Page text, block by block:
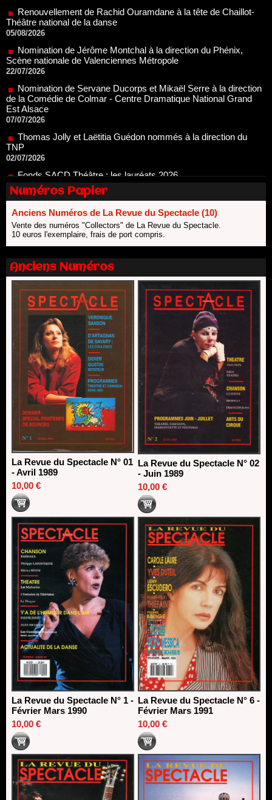
05/08/2026
Nomination de Jérôme Montchal à la direction du Phénix,
22/07/2026
Nomination de Servane Ducorps et Mikaël Serre à la direction
Est Alsace
07/07/2026
Thomas Jolly et Laëtitia Guédon nommés à la direction du
02/07/2026
Fonds SACD Théâtre : les lauréats 2026
Dispositif ARTCENA Écrire pour le cirque, les lauréats 2026 !
20/06/2026
Le palmarès des prix SACD 2026
18/06/2026
Les 10 lauréats du Fonds Grandes Formes Théâtre 2026
SACD
13/06/2026
Nomination de Nathalie Garraud et Olivier Saccomano à la
direction du Théâtre de Gennevilliers - CDN
13/06/2026
Dispositif SACD Auteurs d'espaces : les lauréats 2026
18/03/2026
Numéros Papier
Anciens Numéros de La Revue du Spectacle (10)
Vente des numéros "Collectors" de La Revue du Spectacle.
10 euros l'exemplaire, frais de port compris.
Anciens Numéros
La Revue du Spectacle N° 01
- Avril 1989
10,00 €
La Revue du Spectacle N° 02
- Juin 1989
10,00 €
La Revue du Spectacle N° 1 -
Février Mars 1990
10,00 €
La Revue du Spectacle N° 6 -
Février Mars 1991
10,00 €